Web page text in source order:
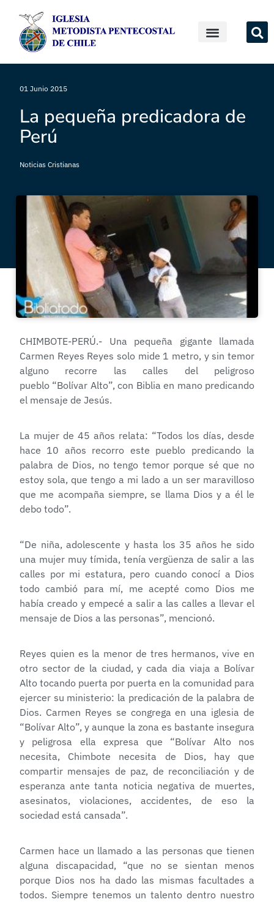
01 Junio 2015
La pequeña predicadora de
Perú
Noticias Cristianas
CHIMBOTE-PERÚ.- Una pequeña gigante llamada
Carmen Reyes Reyes solo mide 1 metro, y sin temor
alguno recorre las calles del peligroso
pueblo “Bolívar Alto”, con Biblia en mano predicando
el mensaje de Jesús.
La mujer de 45 años relata: “Todos los días, desde
hace 10 años recorro este pueblo predicando la
palabra de Dios, no tengo temor porque sé que no
estoy sola, que tengo a mi lado a un ser maravilloso
que me acompaña siempre, se llama Dios y a él le
debo todo”.
“De niña, adolescente y hasta los 35 años he sido
una mujer muy tímida, tenía vergüenza de salir a las
calles por mi estatura, pero cuando conocí a Dios
todo cambió para mí, me acepté como Dios me
había creado y empecé a salir a las calles a llevar el
mensaje de Dios a las personas”, mencionó.
Reyes quien es la menor de tres hermanos, vive en
otro sector de la ciudad, y cada dia viaja a Bolívar
Alto tocando puerta por puerta en la comunidad para
ejercer su ministerio: la predicación de la palabra de
Dios. Carmen Reyes se congrega en una iglesia de
“Bolívar Alto”, y aunque la zona es bastante insegura
y peligrosa ella expresa que “Bolívar Alto nos
necesita, Chimbote necesita de Dios, hay que
compartir mensajes de paz, de reconciliación y de
esperanza ante tanta noticia negativa de muertes,
asesinatos, violaciones, accidentes, de eso la
sociedad está cansada”.
Carmen hace un llamado a las personas que tienen
alguna discapacidad, “que no se sientan menos
porque Dios nos ha dado las mismas facultades a
todos. Siempre tenemos un talento dentro nuestro